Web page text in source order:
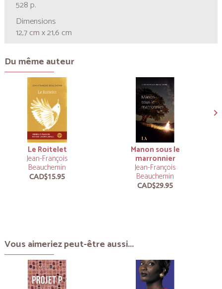
528 p.
Dimensions
12,7 cm x 21,6 cm
Du même auteur
Le Roitelet
Jean-François
Beauchemin
CAD$15.95
Manon sous le
marronnier
Jean-François
Beauchemin
CAD$29.95
Vous aimeriez peut-être aussi...